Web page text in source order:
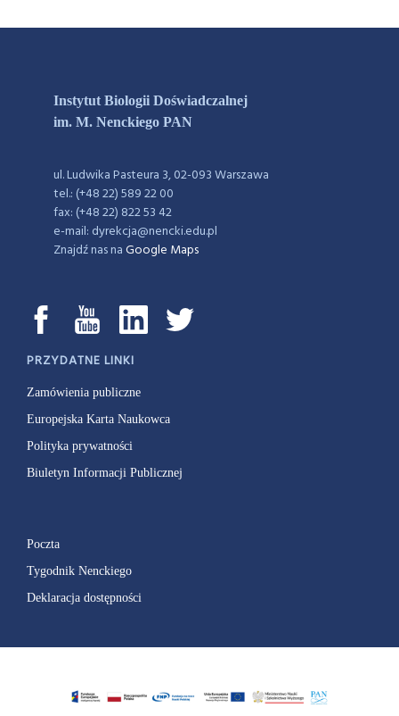
Instytut Biologii Doświadczalnej
im. M. Nenckiego PAN
ul. Ludwika Pasteura 3, 02-093 Warszawa
tel.: (+48 22) 589 22 00
fax: (+48 22) 822 53 42
e-mail: dyrekcja@nencki.edu.pl
Znajdź nas naGoogle Maps
PRZYDATNE LINKI
Zamówienia publiczne
Europejska Karta Naukowca
Polityka prywatności
Biuletyn Informacji Publicznej
Poczta
Tygodnik Nenckiego
Deklaracja dostępności